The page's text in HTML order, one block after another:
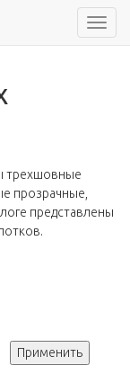
трехшовные
прозрачные,
представлены